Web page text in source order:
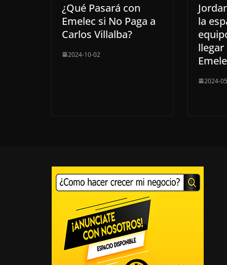
¿Qué Pasará con
Emelec si No Paga a
Carlos Villalba?
2024-10-02
la
2024-